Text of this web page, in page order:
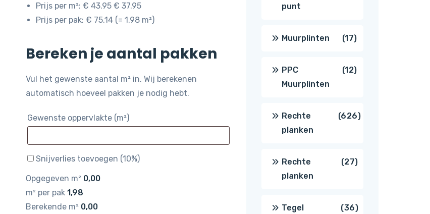
Prijs per m²: € 43.95 € 37.95
Prijs per pak: € 75.14 (= 1.98 m²)
Bereken je aantal pakken
Vul het gewenste aantal m² in. Wij berekenen
automatisch hoeveel pakken je nodig hebt.
Gewenste oppervlakte (m²)
Snijverlies toevoegen (10%)
Opgegeven m² 0,00
m² per pak 1,98
Berekende m² 0,00
punt
Muurplinten 1717
producten
PPC
Muurplinten
1212
Rechte
planken
626626
Rechte
planken
2727
Tegel 3636